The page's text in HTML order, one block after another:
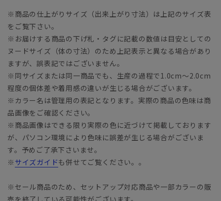
※商品の仕上がりサイズ（出来上がり寸法）は上記のサイズ表
をご覧下さい。
※お届けする商品の下げ札・タグに記載の数値は目安としての
ヌードサイズ（体の寸法）のため上記表示と異なる場合があり
ますが、誤表記ではございません。
※同サイズまたは同一商品でも、生産の過程で1.0cm～2.0cm
程度の個体差や着用感の違いが生じる場合がございます。
※カラー名は管理用の表記となります。実際の商品の色味は商
品画像をご確認ください。
※商品画像はできる限り実際の色に近づけて掲載しております
が、パソコン環境により色味に誤差が生じる場合がございま
す。予めご了承下さいませ。
※ サイズガイドも併せてご覧ください。。
※セール商品のため、セットアップ対応商品や一部カラーの販